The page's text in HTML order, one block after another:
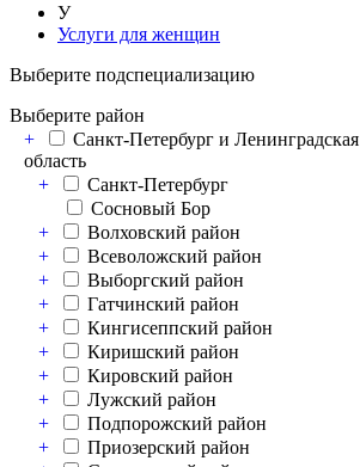
У
Услуги для женщин
Выберите подспециализацию
Выберите район
+
Санкт-Петербург и Ленинградская
область
+
Санкт-Петербург
Сосновый Бор
+
Волховский район
+
Всеволожский район
+
Выборгский район
+
Гатчинский район
+
Кингисеппский район
+
Киришский район
+
Кировский район
+
Лужский район
+
Подпорожский район
+
Приозерский район